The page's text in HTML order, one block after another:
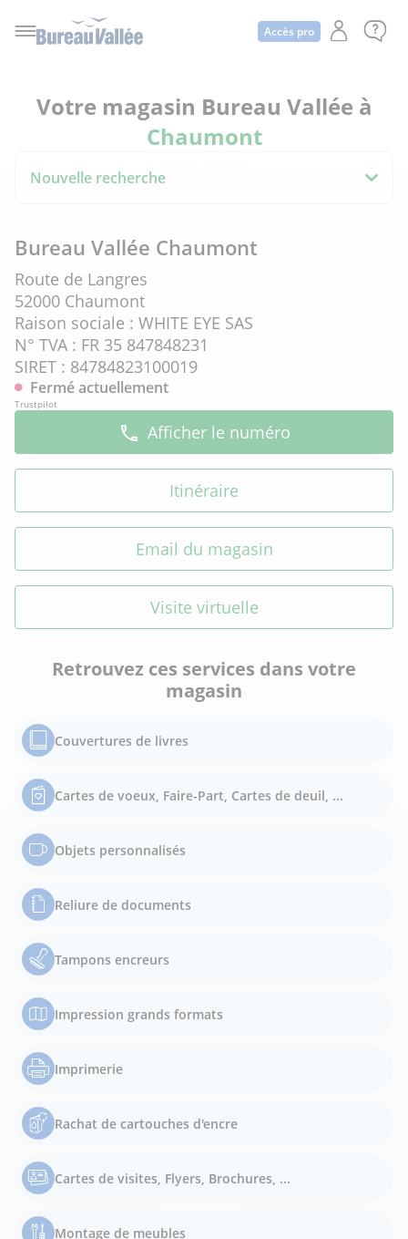
Accès pro
Votre magasin Bureau Vallée à
Chaumont
Nouvelle recherche
Bureau Vallée Chaumont
Route de Langres
52000 Chaumont
Raison sociale : WHITE EYE SAS
N° TVA : FR 35 847848231
SIRET : 84784823100019
Fermé actuellement
Trustpilot
Afficher le numéro
Itinéraire
Email du magasin
Visite virtuelle
Retrouvez ces services dans votre
magasin
Couvertures de livres
Cartes de voeux, Faire-Part, Cartes de deuil, ...
Objets personnalisés
Reliure de documents
Tampons encreurs
Impression grands formats
Imprimerie
Rachat de cartouches d'encre
Cartes de visites, Flyers, Brochures, ...
Montage de meubles